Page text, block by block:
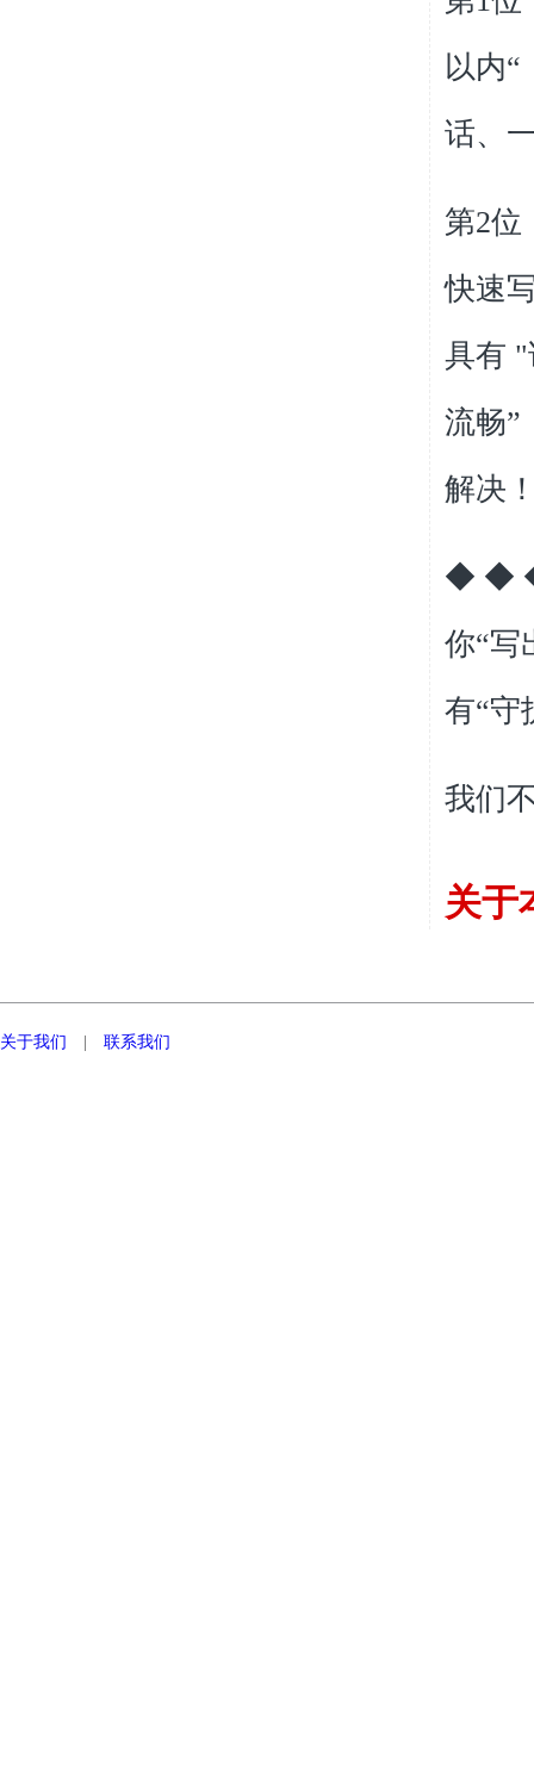
以内“
话、
第2位
快速
具有 "
流畅”
解决
◆ ◆
你“写
有“守
我们
关于
关于我们 联系我们